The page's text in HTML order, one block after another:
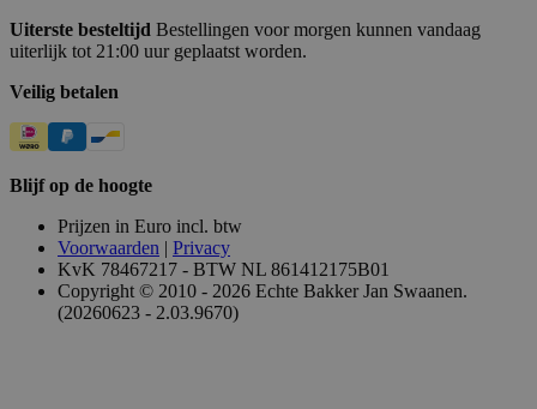
Uiterste besteltijd Bestellingen voor morgen kunnen vandaag
uiterlijk tot 21:00 uur geplaatst worden.
Veilig betalen
Blijf op de hoogte
Prijzen in Euro incl. btw
Voorwaarden | Privacy
KvK 78467217 - BTW NL 861412175B01
Copyright © 2010 - 2026 Echte Bakker Jan Swaanen.
(20260623 - 2.03.9670)